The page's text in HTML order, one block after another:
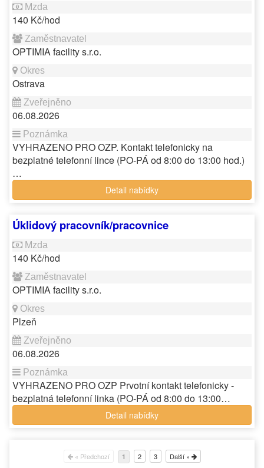
140 Kč/hod
OPTIMIA facility s.r.o.
Ostrava
06.08.2026
VYHRAZENO PRO OZP. Kontakt telefonicky na
bezplatné telefonní lince (PO-PÁ od 8:00 do 13:00 hod.)
…
Detail nabídky
Úklidový pracovník/pracovnice
140 Kč/hod
OPTIMIA facility s.r.o.
Plzeň
06.08.2026
VYHRAZENO PRO OZP Prvotní kontakt telefonicky -
bezplatná telefonní linka (PO-PÁ od 8:00 do 13:00…
Detail nabídky
« Předchozí 1 2 3 Další »